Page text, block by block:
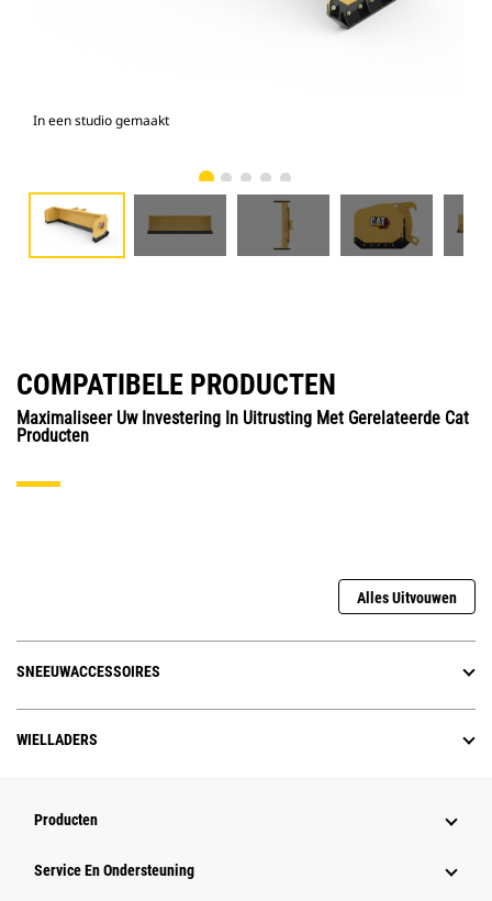
In een studio gemaakt
COMPATIBELE PRODUCTEN
Maximaliseer Uw Investering In Uitrusting Met Gerelateerde Cat
Producten
Alles Uitvouwen
SNEEUWACCESSOIRES
WIELLADERS
Producten
Service En Ondersteuning